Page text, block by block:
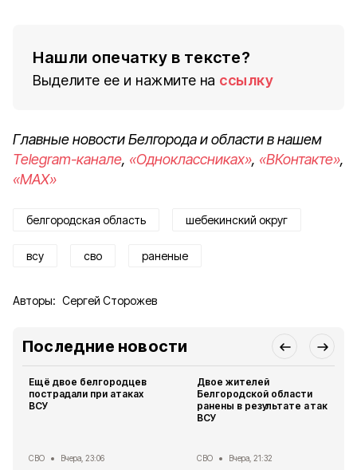
Нашли опечатку в тексте?
Выделите ее и нажмите на ссылку
Главные новости Белгорода и области в нашем
Telegram-канале, «Одноклассниках», «ВКонтакте»,
«MAX»
белгородская область шебекинский округ
всу сво раненые
Авторы: Сергей Сторожев
Последние новости
Ещё двое белгородцев
пострадали при атаках
ВСУ
СВО Вчера, 23:06
Двое жителей
Белгородской области
ранены в результате атак
ВСУ
СВО Вчера, 21:32